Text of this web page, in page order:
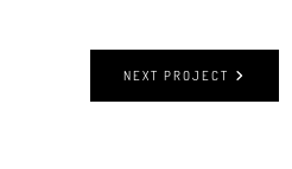
NEXT PROJECT